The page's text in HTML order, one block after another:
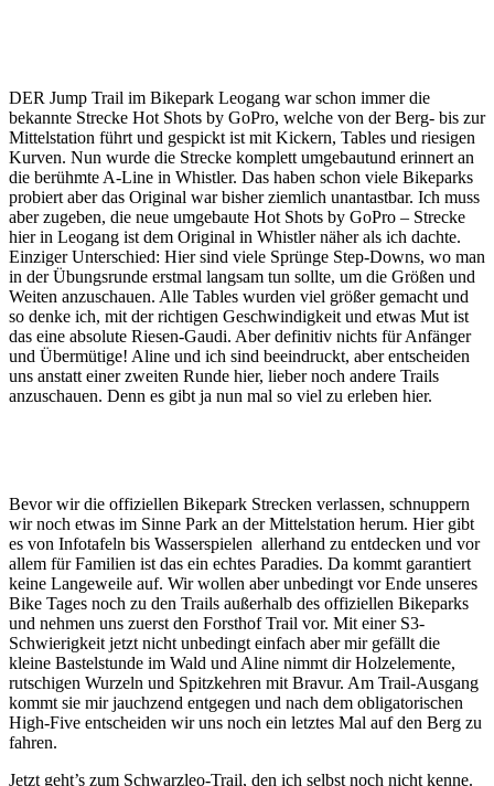
DER Jump Trail im Bikepark Leogang war schon immer die
bekannte Strecke Hot Shots by GoPro, welche von der Berg- bis zur
Mittelstation führt und gespickt ist mit Kickern, Tables und riesigen
Kurven. Nun wurde die Strecke komplett umgebautund erinnert an
die berühmte A-Line in Whistler. Das haben schon viele Bikeparks
probiert aber das Original war bisher ziemlich unantastbar. Ich muss
aber zugeben, die neue umgebaute Hot Shots by GoPro – Strecke
hier in Leogang ist dem Original in Whistler näher als ich dachte.
Einziger Unterschied: Hier sind viele Sprünge Step-Downs, wo man
in der Übungsrunde erstmal langsam tun sollte, um die Größen und
Weiten anzuschauen. Alle Tables wurden viel größer gemacht und
so denke ich, mit der richtigen Geschwindigkeit und etwas Mut ist
das eine absolute Riesen-Gaudi. Aber definitiv nichts für Anfänger
und Übermütige! Aline und ich sind beeindruckt, aber entscheiden
uns anstatt einer zweiten Runde hier, lieber noch andere Trails
anzuschauen. Denn es gibt ja nun mal so viel zu erleben hier.
Bevor wir die offiziellen Bikepark Strecken verlassen, schnuppern
wir noch etwas im Sinne Park an der Mittelstation herum. Hier gibt
es von Infotafeln bis Wasserspielen allerhand zu entdecken und vor
allem für Familien ist das ein echtes Paradies. Da kommt garantiert
keine Langeweile auf. Wir wollen aber unbedingt vor Ende unseres
Bike Tages noch zu den Trails außerhalb des offiziellen Bikeparks
und nehmen uns zuerst den Forsthof Trail vor. Mit einer S3-
Schwierigkeit jetzt nicht unbedingt einfach aber mir gefällt die
kleine Bastelstunde im Wald und Aline nimmt dir Holzelemente,
rutschigen Wurzeln und Spitzkehren mit Bravur. Am Trail-Ausgang
kommt sie mir jauchzend entgegen und nach dem obligatorischen
High-Five entscheiden wir uns noch ein letztes Mal auf den Berg zu
fahren.
Jetzt geht’s zum Schwarzleo-Trail, den ich selbst noch nicht kenne.